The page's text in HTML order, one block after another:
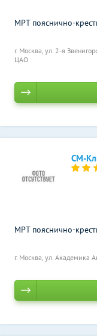
г. Москва, ул. 2-я
ЦАО
МРТ пояснично-
СМ-
г. Москва, ул. Академика
МРТ пояснично-